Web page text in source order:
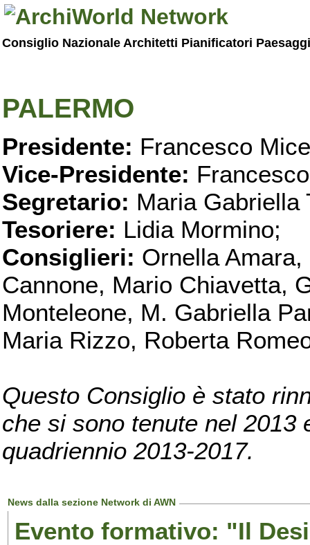
Consiglio Nazionale Architetti Pianificatori
PALERMO
Presidente: Francesco
Vice-Presidente:
Segretario: Maria Gabriella
Tesoriere: Lidia Mormino;
Consiglieri: Ornella
Cannone, Mario Chiavetta,
Monteleone, M. Gabriella
Maria Rizzo, Roberta
Questo Consiglio è stato
che si sono tenute nel 2013
quadriennio 2013-2017.
News dalla sezione Network di AWN
Evento formativo: "Il